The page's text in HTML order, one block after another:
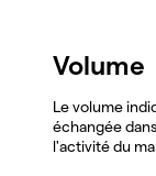
Volume
Le volume
échangée
l'activité du